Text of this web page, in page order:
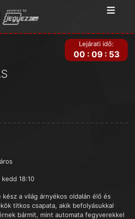
Lejárati idő:
00 : 09: 53
18:10
a világ árnyékos oldalán élő és
titkos csapata, akik befolyásukkal
bármit, mint automata fegyverekkel